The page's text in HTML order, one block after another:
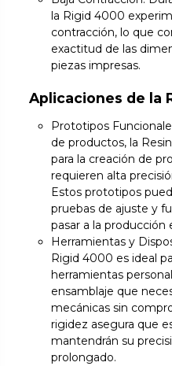
la Rigid 4000
contracción, lo que
exactitud de las
piezas impresas.
Aplicaciones de la
Prototipos
de productos, la
para la creación de
requieren alta
Estos prototipos
pruebas de ajuste y
pasar a la producción
Herramientas y
Rigid 4000 es ideal
herramientas
ensamblaje que
mecánicas sin
rigidez asegura que
mantendrán su
prolongado.